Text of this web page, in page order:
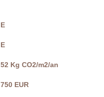
E
E
52 Kg CO2/m2/an
750 EUR